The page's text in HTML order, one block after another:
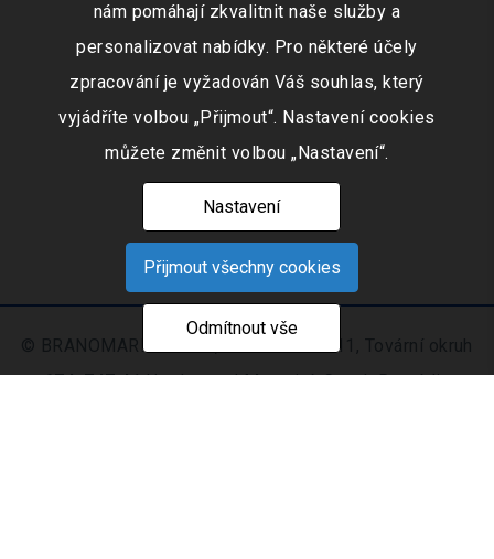
© BRANOMARKET s.r.o., IČO: 253 51 311, Tovární okruh
674, 747 41 Hradec nad Moravicí, Czech Republic
nám pomáhají zkvalitnit naše služby a
personalizovat nabídky. Pro některé účely
zpracování je vyžadován Váš souhlas, který
vyjádříte volbou „Přijmout“. Nastavení cookies
můžete změnit volbou „Nastavení“.
Nastavení
Přijmout všechny cookies
Odmítnout vše